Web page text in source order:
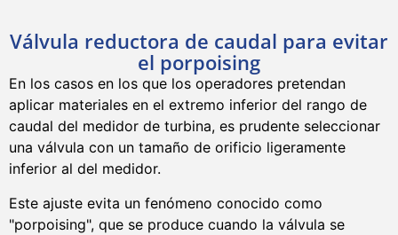
Válvula reductora de caudal para evitar
el porpoising
En los casos en los que los operadores pretendan
aplicar materiales en el extremo inferior del rango de
caudal del medidor de turbina, es prudente seleccionar
una válvula con un tamaño de orificio ligeramente
inferior al del medidor.
Este ajuste evita un fenómeno conocido como
"porpoising", que se produce cuando la válvula se